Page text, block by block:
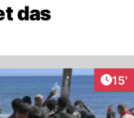
das
15'